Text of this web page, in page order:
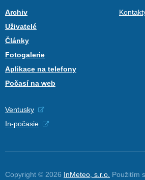
Archiv
Uživatelé
Články
Fotogalerie
Aplikace na telefony
Počasí na web
Ventusky
In-počasie
Copyright © 2026 InMeteo, s.r.o. Použitím